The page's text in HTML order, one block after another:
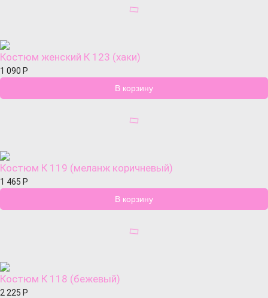
Костюм женский К 123 (хаки)
1 090 Р
Костюм К 119 (меланж коричневый)
1 465 Р
Костюм К 118 (бежевый)
2 225 Р